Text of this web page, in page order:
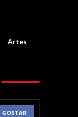
Artes
GOSTAR